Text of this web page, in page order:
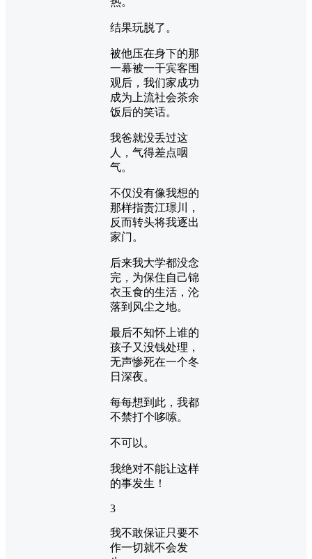
结果玩脱了。
被他压在身下的那
一幕被一干宾客围
观后，我们家成功
成为上流社会茶余
饭后的笑话。
我爸就没丢过这
人，气得差点咽
气。
不仅没有像我想的
那样指责江璟川，
反而转头将我逐出
家门。
后来我大学都没念
完，为保住自己锦
衣玉食的生活，沦
落到风尘之地。
最后不知怀上谁的
孩子又没钱处理，
无声惨死在一个冬
日深夜。
每每想到此，我都
不禁打个哆嗦。
不可以。
我绝对不能让这样
的事发生！
3
我不敢保证只要不
作一切就不会发